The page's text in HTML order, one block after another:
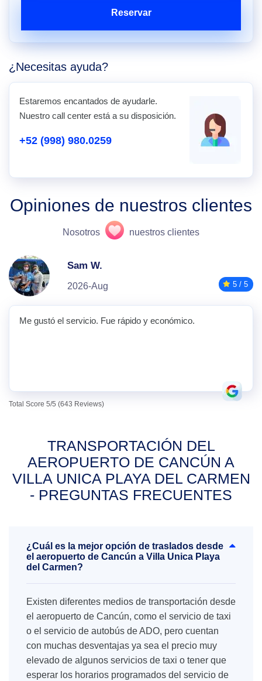
Reservar
¿Necesitas ayuda?
Estaremos encantados de ayudarle.
Nuestro call center está a su disposición.
+52 (998) 980.0259
Opiniones de nuestros clientes
Nosotros nuestros clientes
Sam W.
2026-Aug 5 / 5
Me gustó el servicio. Fue rápido y económico.
Total Score 5/5 (643 Reviews)
TRANSPORTACIÓN DEL
AEROPUERTO DE CANCÚN A
VILLA UNICA PLAYA DEL CARMEN
- PREGUNTAS FRECUENTES
¿Cuál es la mejor opción de traslados desde
el aeropuerto de Cancún a Villa Unica Playa
del Carmen?
Existen diferentes medios de transportación desde
el aeropuerto de Cancún, como el servicio de taxi
o el servicio de autobús de ADO, pero cuentan
con muchas desventajas ya sea el precio muy
elevado de algunos servicios de taxi o tener que
esperar los horarios programados del servicio de